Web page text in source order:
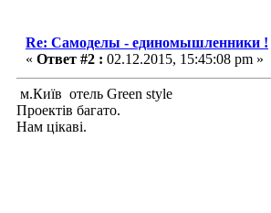
Re: Самоделы - единомышленники !
« Ответ #2 : 02.12.2015, 15:45:08 pm »
м.Київ отель Green style
Проектів багато.
Нам цікаві.